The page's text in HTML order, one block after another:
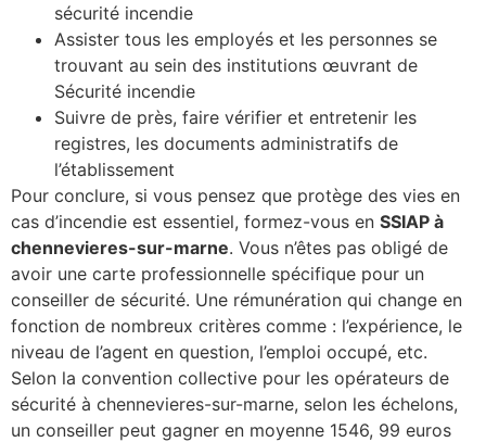
sécurité incendie
Assister tous les employés et les personnes se
trouvant au sein des institutions œuvrant de
Sécurité incendie
Suivre de près, faire vérifier et entretenir les
registres, les documents administratifs de
l’établissement
Pour conclure, si vous pensez que protège des vies en
cas d’incendie est essentiel, formez-vous en SSIAP à
chennevieres-sur-marne. Vous n’êtes pas obligé de
avoir une carte professionnelle spécifique pour un
conseiller de sécurité. Une rémunération qui change en
fonction de nombreux critères comme : l’expérience, le
niveau de l’agent en question, l’emploi occupé, etc.
Selon la convention collective pour les opérateurs de
sécurité à chennevieres-sur-marne, selon les échelons,
un conseiller peut gagner en moyenne 1546, 99 euros